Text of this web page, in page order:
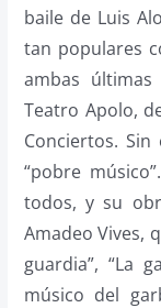
baile de Luis
tan populares
ambas
Teatro Apolo,
Conciertos.
“pobre
todos, y su
Amadeo Vives,
guardia”, “La
músico del